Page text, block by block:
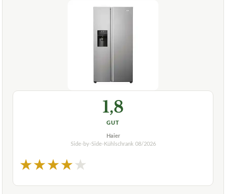
1,8
GUT
Haier
Side-by-Side-Kühlschrank 08/2026
★★★★★